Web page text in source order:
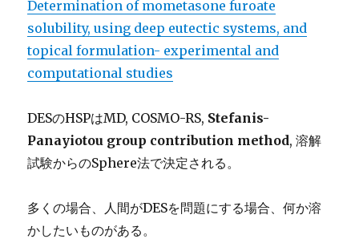
Determination of mometasone furoate
solubility, using deep eutectic systems, and
topical formulation- experimental and
computational studies
DESのHSPはMD, COSMO-RS, Stefanis-
Panayiotou group contribution method, 溶解
試験からのSphere法で決定される。
多くの場合、人間がDESを問題にする場合、何か溶
かしたいものがある。